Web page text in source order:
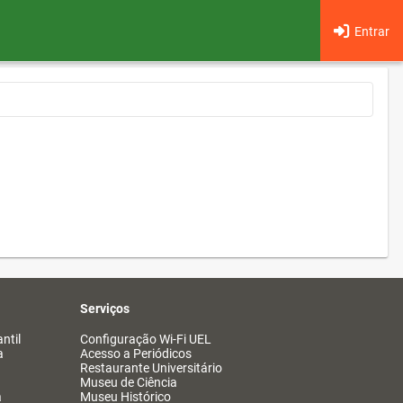
Entrar
Serviços
Configuração Wi-Fi UEL
Acesso a Periódicos
Restaurante Universitário
Museu de Ciência
Museu Histórico